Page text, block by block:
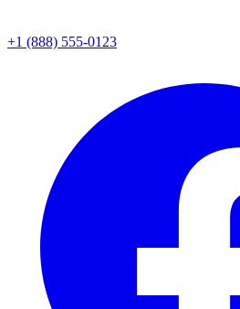
+1 (888) 555-0123